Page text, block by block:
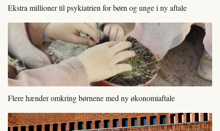
Ekstra millioner til psykiatrien for børn og unge i ny aftale
Flere hænder omkring børnene med ny økonomiaftale